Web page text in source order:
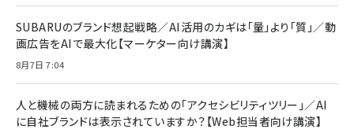
SUBARUのブランド想起戦略／AI活用のカギは「量」より「質」／動
画広告をAIで最大化【マーケター向け講演】
8月7日 7:04
人と機械の両方に読まれるための「アクセシビリティツリー」／AI
に自社ブランドは表示されていますか？【Web担当者向け講演】